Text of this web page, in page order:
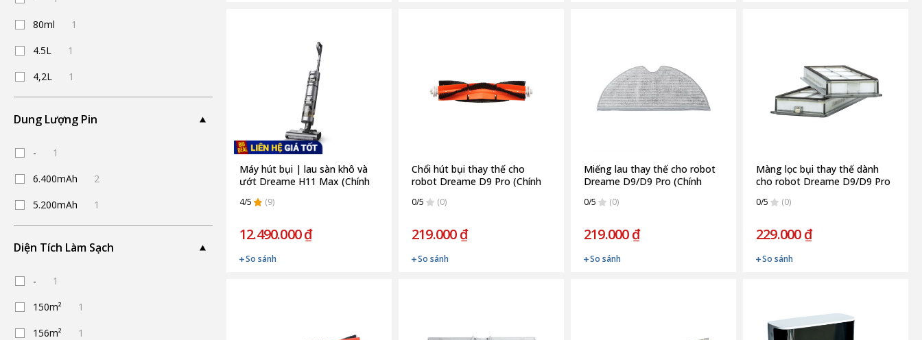
80ml
1
4.5L
1
4,2L
1
Dung Lượng Pin
-
1
6.400mAh
2
5.200mAh
1
Diện Tích Làm Sạch
-
1
150m²
1
156m²
1
Máy hút bụi | lau sàn khô và
ướt Dreame H11 Max (Chính
4/5 (9)
12.490.000 ₫
So sánh
Chổi hút bụi thay thế cho
robot Dreame D9 Pro (Chính
0/5 (0)
219.000 ₫
So sánh
Miếng lau thay thế cho robot
Dreame D9/D9 Pro (Chính
0/5 (0)
219.000 ₫
So sánh
Màng lọc bụi thay thế dành
cho robot Dreame D9/D9 Pro
0/5 (0)
229.000 ₫
So sánh